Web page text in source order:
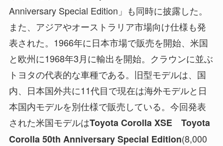
Anniversary Special Edition」も同時に披露した。
また、アジアやオーストラリア市場向け仕様も発
表された。1966年に日本市場で販売を開始、米国
と欧州に1968年3月に輸出を開始。クラウンに並ぶ
トヨタの代表的な車種である。旧型モデルは、国
内、日本国外共に11代目で現在は海外モデルと日
本国内モデルを別仕様で販売している。今回発表
された米国モデルはToyota Corolla XSE Toyota
Corolla 50th Anniversary Special Edition(8,000